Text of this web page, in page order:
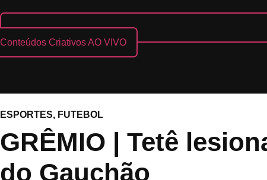
Conteúdos Criativos AO VIVO
ESPORTES, FUTEBOL
GRÊMIO | Tetê
do Gauchão